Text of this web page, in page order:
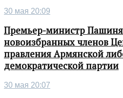
30 мая 20:09
Премьер-министр
новоизбранных членов
правления Армянской
демократической партии
30 мая 20:07